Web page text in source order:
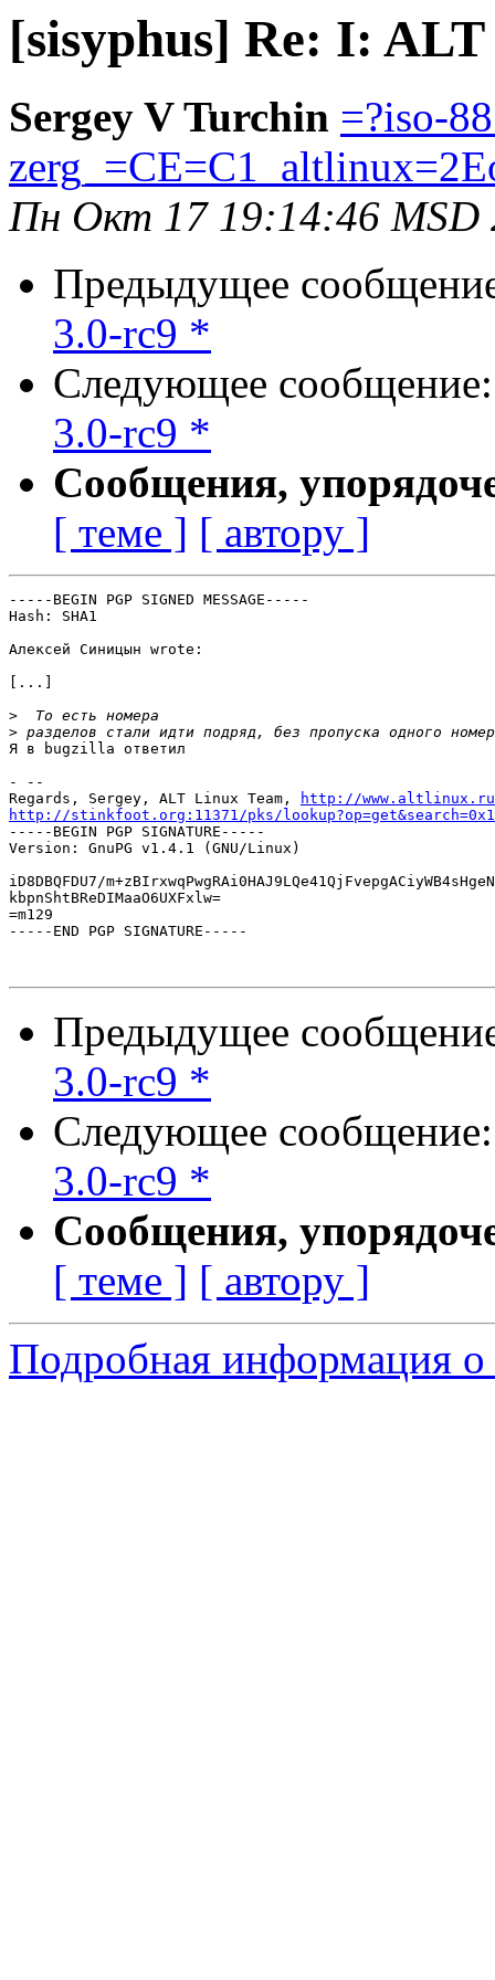
[sisyphus] Re: I:
Sergey V Turchin =?iso-
Пн Окт 17 19:14:46 MSD
Предыдущее
3.0-rc9 *
Следующее
3.0-rc9 *
Сообщения,
[ теме ] [ автору ]
-----BEGIN PGP SIGNED MESSAGE-----
Hash: SHA1
Алексей Синицын wrote:
[...]
>
>
Я в bugzilla ответил
- --
Regards, Sergey, ALT Linux Team,
http://www.altlinux.ru
http://stinkfoot.org:11371/pks/
-----BEGIN PGP SIGNATURE-----
Version: GnuPG v1.4.1 (GNU/Linux)
iD8DBQFDU7/
kbpnShtBReDIMaaO6UXFxlw=
=m129
-----END PGP SIGNATURE-----
Предыдущее
3.0-rc9 *
Следующее
3.0-rc9 *
Сообщения,
[ теме ] [ автору ]
Подробная информация о